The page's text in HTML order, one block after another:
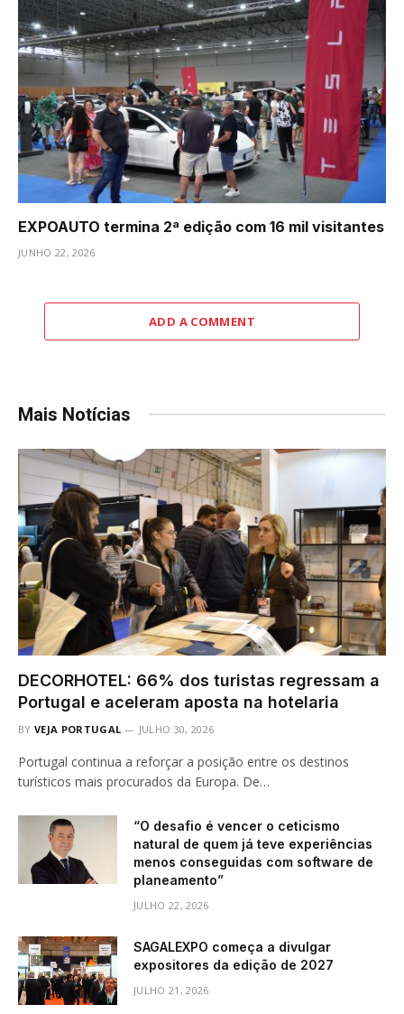
EXPOAUTO termina 2ª edição com 16 mil visitantes
JUNHO 22, 2026
ADD A COMMENT
Mais Notícias
DECORHOTEL: 66% dos turistas regressam a
Portugal e aceleram aposta na hotelaria
BY VEJA PORTUGAL JULHO 30, 2026
Portugal continua a reforçar a posição entre os destinos
turísticos mais procurados da Europa. De…
“O desafio é vencer o ceticismo
natural de quem já teve experiências
menos conseguidas com software de
planeamento”
JULHO 22, 2026
SAGALEXPO começa a divulgar
expositores da edição de 2027
JULHO 21, 2026